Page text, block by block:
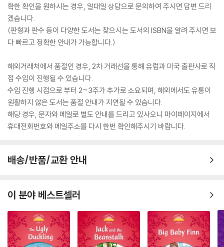
확한 확인을 원하시는 경우, 일대일 상담으로 문의하여 주시면 답변 드리
겠습니다.
(판형과 판수 등이 다양한 도서는 찾으시는 도서의 ISBN을 알려 주시면 보
다 빠르고 정확한 안내가 가능합니다.)
해외거래처에서 품절인 경우, 2차 거래선을 통해 유럽과 미국 출판사로 직
접 수입이 진행될 수 있습니다.
수입 진행 시점으로 부터 2~3주가 추가로 소요되며, 해외에서도 유통이
원활하지 않은 도서는 품절 안내가 지연될 수 있습니다.
해당 경우, 문자와 메일로 별도 안내를 드리고 있사오니 마이페이지에서
휴대전화번호와 메일주소를 다시 한번 확인해주시기 바랍니다.
배송/반품/교환 안내
이 분야 베스트셀러